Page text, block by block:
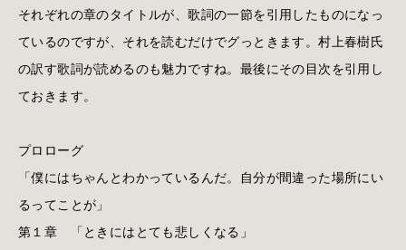
それぞれの章のタイトルが、歌詞の一節を引用したものになっ
ているのですが、それを読むだけでグっときます。村上春樹氏
の訳す歌詞が読めるのも魅力ですね。最後にその目次を引用し
ておきます。
プロローグ
「僕にはちゃんとわかっているんだ。自分が間違った場所にい
るってことが」
第１章 「ときにはとても悲しくなる」